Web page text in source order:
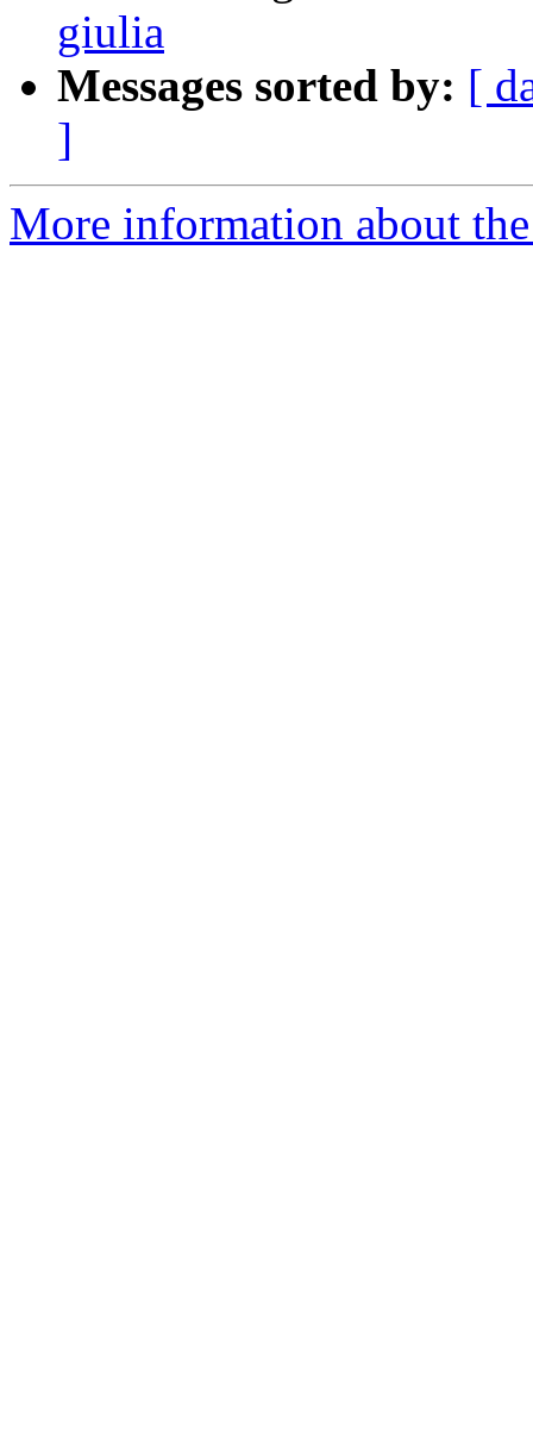
giulia
Messages sorted by: [
]
More information about